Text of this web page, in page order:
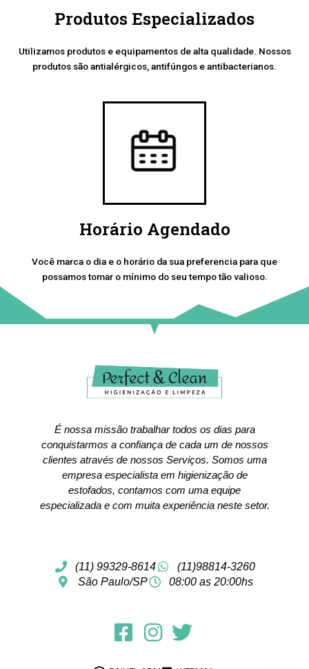
Produtos Especializados
Utilizamos produtos e equipamentos de alta qualidade. Nossos
produtos são antialérgicos, antifúngos e antibacterianos.
Horário Agendado
Você marca o dia e o horário da sua preferencia para que
possamos tomar o mínimo do seu tempo tão valioso.
É nossa missão trabalhar todos os dias para
conquistarmos a confiança de cada um de nossos
clientes através de nossos Serviços. Somos uma
empresa especialista em higienização de
estofados, contamos com uma equipe
especializada e com muita experiência neste setor.
(11) 99329-8614
(11)98814-3260
São Paulo/SP
08:00 as 20:00hs